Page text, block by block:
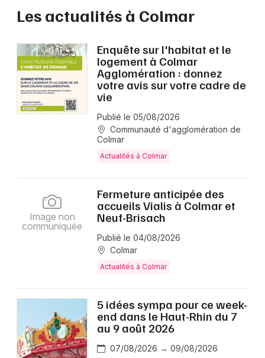
Les actualités à Colmar
Enquête sur l'habitat et le
logement à Colmar
Agglomération : donnez
votre avis sur votre cadre de
vie
Publié le 05/08/2026
Communauté d'agglomération de
Colmar
Actualités à Colmar
Fermeture anticipée des
accueils Vialis à Colmar et
Neuf-Brisach
Publié le 04/08/2026
Colmar
Actualités à Colmar
Image non
communiquée
5 idées sympa pour ce week-
end dans le Haut-Rhin du 7
au 9 août 2026
07/08/2026 → 09/08/2026